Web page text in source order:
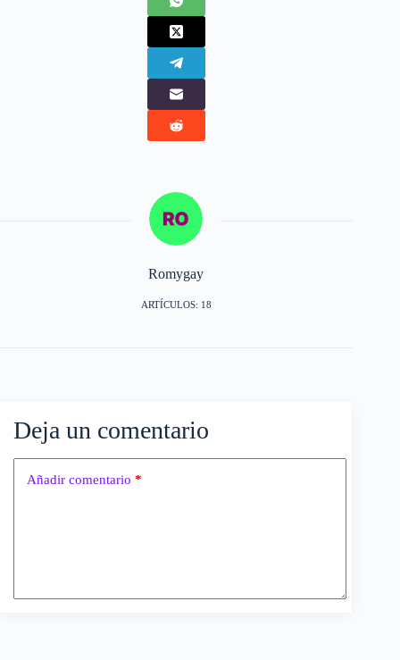
Romygay
ARTÍCULOS: 18
Deja un comentario
Añadir comentario *